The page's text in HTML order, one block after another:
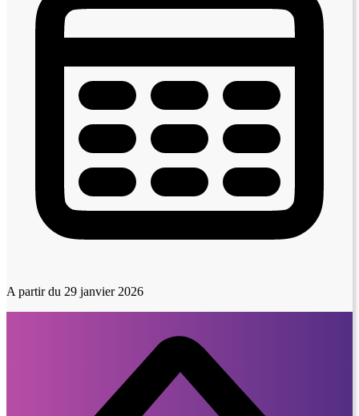
A partir du 29 janvier 2026